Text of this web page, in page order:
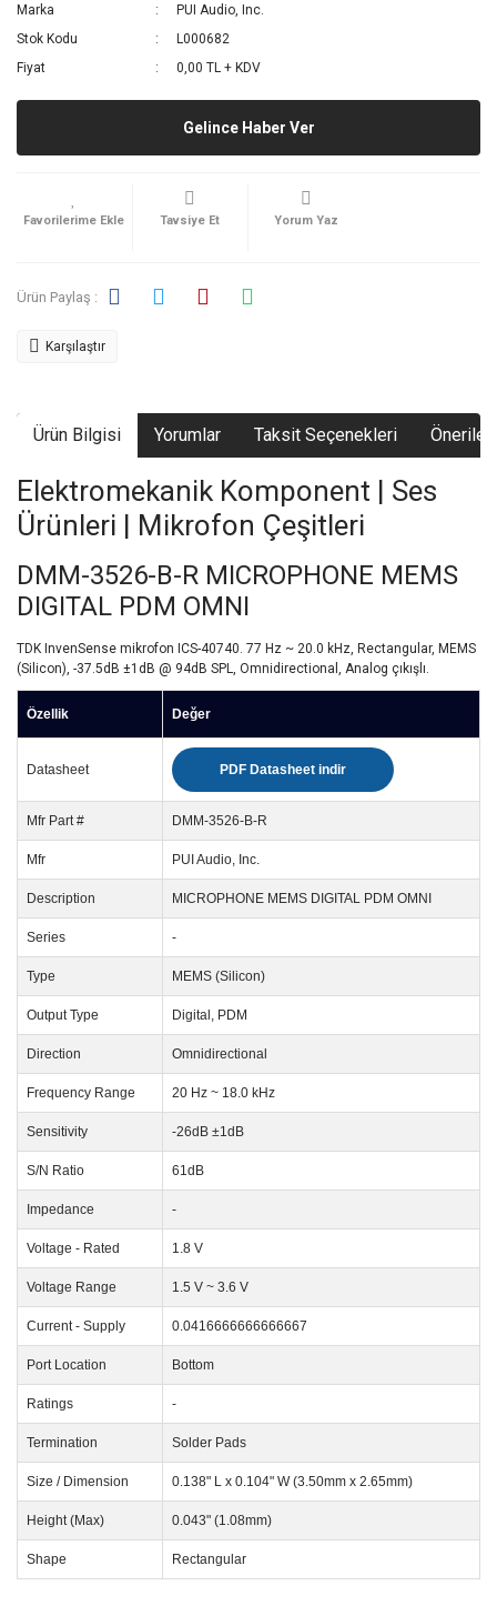
Marka
PUI Audio, Inc.
Stok Kodu
L000682
Fiyat
0,00 TL + KDV
Gelince Haber Ver
Tavsiye Et Yorum Yaz
Ürün Paylaş :
Karşılaştır
Ürün Bilgisi Yorumlar Taksit Seçenekleri
Elektromekanik Komponent | Ses
Ürünleri | Mikrofon Çeşitleri
DMM-3526-B-R MICROPHONE MEMS
DIGITAL PDM OMNI
TDK InvenSense mikrofon ICS-40740. 77 Hz ~ 20.0 kHz, Rectangular, MEMS
(Silicon), -37.5dB ±1dB @ 94dB SPL, Omnidirectional, Analog çıkışlı.
Özellik Değer
Datasheet PDF Datasheet indir
Mfr Part # DMM-3526-B-R
Mfr PUI Audio, Inc.
Description MICROPHONE MEMS DIGITAL PDM OMNI
Series -
Type MEMS (Silicon)
Output Type Digital, PDM
Direction Omnidirectional
Frequency Range 20 Hz ~ 18.0 kHz
Sensitivity -26dB ±1dB
S/N Ratio 61dB
Impedance -
Voltage - Rated 1.8 V
Voltage Range 1.5 V ~ 3.6 V
Current - Supply 0.0416666666666667
Port Location Bottom
Ratings -
Termination Solder Pads
Size / Dimension 0.138" L x 0.104" W (3.50mm x 2.65mm)
Height (Max) 0.043" (1.08mm)
Shape Rectangular